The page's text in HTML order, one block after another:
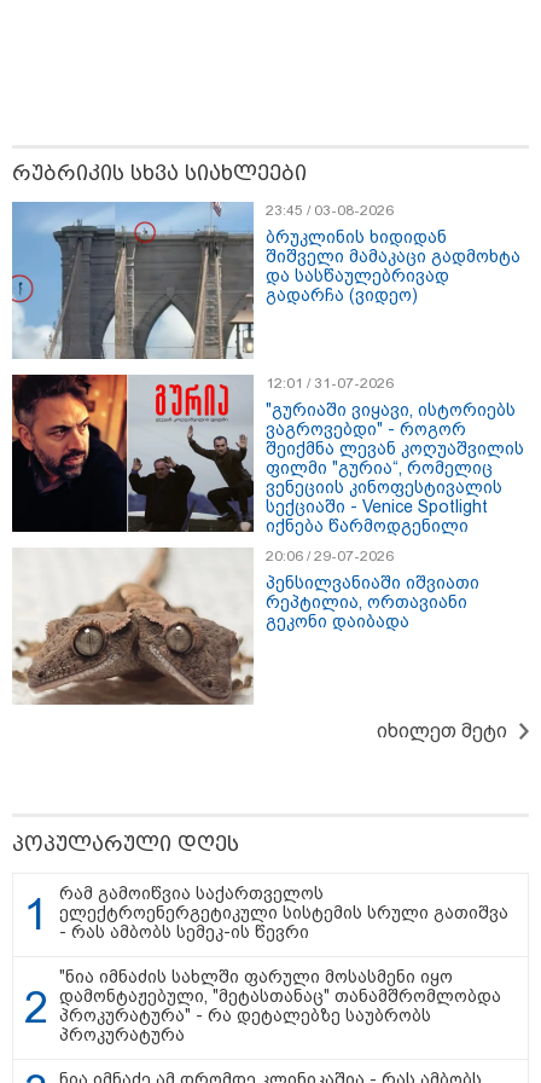
მნიშვნელოვანი ინფორმაცია
11:13 / 05-08-2026
Hisense წარმოგიდგენთ გზავნილს "ინოვაციები
უკეთესი ცხოვრებისათვის" FIFA-ს 2026 წლის
მსოფლიო ჩემპიონატზე™
პოლიტიკა
13:24 / 07-08-2026
რუბრიკის სხვა სიახლეები
23:45 / 03-08-2026
ბრუკლინის ხიდიდან
შიშველი მამაკაცი გადმოხტა
და სასწაულებრივად
გადარჩა (ვიდეო)
12:01 / 31-07-2026
"გურიაში ვიყავი, ისტორიებს
ვაგროვებდი" - როგორ
შეიქმნა ლევან კოღუაშვილის
ფილმი "გურია“, რომელიც
ვენეციის კინოფესტივალის
სექციაში - Venice Spotlight
იქნება წარმოდგენილი
20:06 / 29-07-2026
პენსილვანიაში იშვიათი
რეპტილია, ორთავიანი
გეკონი დაიბადა
იხილეთ მეტი
პოპულარული დღეს
რამ გამოიწვია საქართველოს
ელექტროენერგეტიკული სისტემის სრული გათიშვა
- რას ამბობს სემეკ-ის წევრი
"ნია იმნაძის სახლში ფარული მოსასმენი იყო
დამონტაჟებული, "მეტასთანაც" თანამშრომლობდა
პროკურატურა" - რა დეტალებზე საუბრობს
პროკურატურა